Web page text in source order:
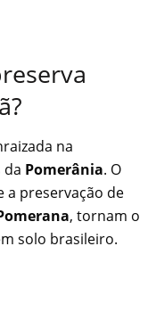
na
da Pomerânia. O
a preservação de
, tornam o
solo brasileiro.